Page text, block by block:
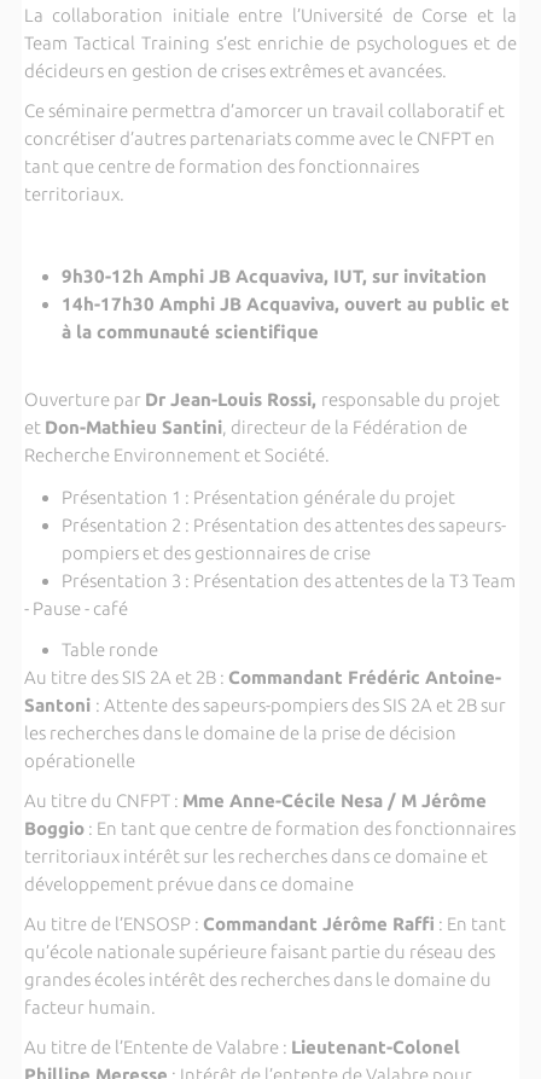
La collaboration initiale entre l’Université de Corse et la
Team Tactical Training s’est enrichie de psychologues et de
décideurs en gestion de crises extrêmes et avancées.
Ce séminaire permettra d’amorcer un travail collaboratif et
concrétiser d’autres partenariats comme avec le CNFPT en
tant que centre de formation des fonctionnaires
territoriaux.
9h30-12h Amphi JB Acquaviva, IUT, sur invitation
14h-17h30 Amphi JB Acquaviva, ouvert au public et
à la communauté scientifique
Ouverture par Dr Jean-Louis Rossi, responsable du projet
et Don-Mathieu Santini, directeur de la Fédération de
Recherche Environnement et Société.
Présentation 1 : Présentation générale du projet
Présentation 2 : Présentation des attentes des sapeurs-
pompiers et des gestionnaires de crise
Présentation 3 : Présentation des attentes de la T3 Team
- Pause - café
Table ronde
Au titre des SIS 2A et 2B : Commandant Frédéric Antoine-
Santoni : Attente des sapeurs-pompiers des SIS 2A et 2B sur
les recherches dans le domaine de la prise de décision
opérationelle
Au titre du CNFPT : Mme Anne-Cécile Nesa / M Jérôme
Boggio: En tant que centre de formation des fonctionnaires
territoriaux intérêt sur les recherches dans ce domaine et
développement prévue dans ce domaine
Au titre de l’ENSOSP : Commandant Jérôme Raffi : En tant
qu’école nationale supérieure faisant partie du réseau des
grandes écoles intérêt des recherches dans le domaine du
facteur humain.
Au titre de l’Entente de Valabre : Lieutenant-Colonel
Phillipe Meresse : Intérêt de l’entente de Valabre pour